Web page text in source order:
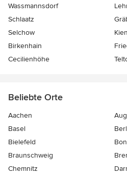
Wassmannsdorf
Schlaatz
Selchow
Birkenhain
Cecilienhöhe
Beliebte Orte
Aachen
Basel
Bielefeld
Braunschweig
Chemnitz